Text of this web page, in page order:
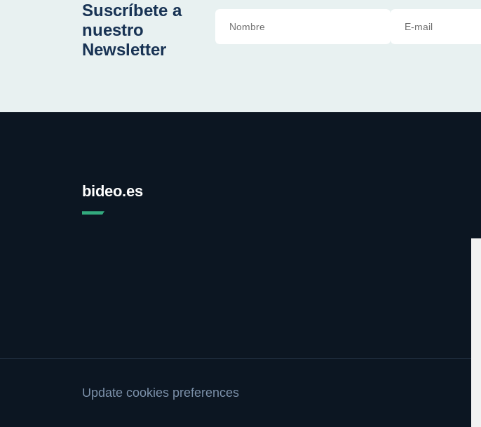
Suscríbete a
nuestro
Newsletter
bideo.es
Update cookies preferences